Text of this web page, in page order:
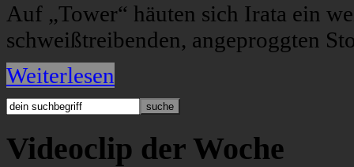
Auf „Tower“ häuten sich Irata ein
schweißtreibenden, angeproggten
Weiterlesen
Videoclip der Woche